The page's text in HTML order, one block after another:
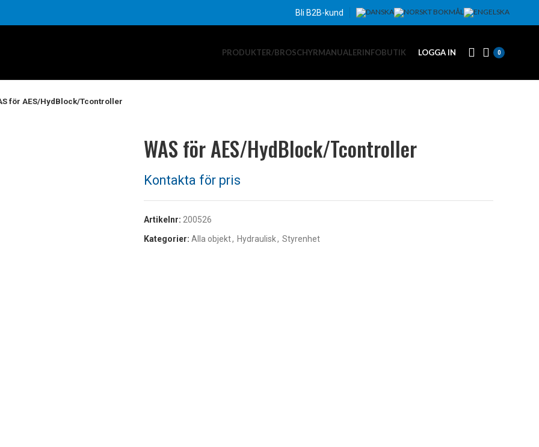
Bli B2B-kund
PRODUKTER/BROSCHYRMANUALERINFOBUTIK LOGGA IN 0
för AES/HydBlock/Tcontroller
WAS för AES/HydBlock/Tcontroller
Artikelnr: 200526
Kategorier: Alla objekt, Hydraulisk, Styrenhet